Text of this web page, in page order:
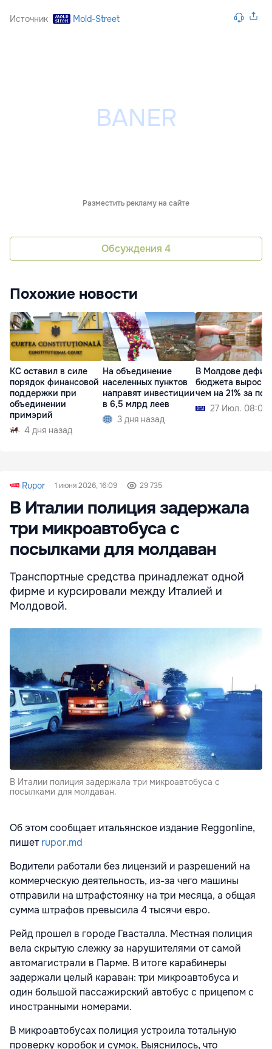
Источник Mold-Street
Разместить рекламу на сайте
Обсуждения 4
Похожие новости
КС оставил в силе
порядок финансовой
поддержки при
объединении
примэрий
4 дня назад
На объединение
населенных пунктов
направят инвестиции
в 6,5 млрд леев
3 дня назад
В Молдове
бюджета вырос
чем на 21% за
27 Июл. 08:03
Rupor 1 июня 2026, 16:09 29 735
В Италии полиция задержала
три микроавтобуса с
посылками для молдаван
Транспортные средства принадлежат одной
фирме и курсировали между Италией и
Молдовой.
В Италии полиция задержала три микроавтобуса с
посылками для молдаван.
Об этом сообщает итальянское издание Reggonline,
пишетrupor.md
Водители работали без лицензий и разрешений на
коммерческую деятельность, из-за чего машины
отправили на штрафстоянку на три месяца, а общая
сумма штрафов превысила 4 тысячи евро.
Рейд прошел в городе Гвасталла. Местная полиция
вела скрытую слежку за нарушителями от самой
автомагистрали в Парме. В итоге карабинеры
задержали целый караван: три микроавтобуса и
один большой пассажирский автобус с прицепом с
иностранными номерами.
В микроавтобусах полиция устроила тотальную
проверку коробок и сумок. Выяснилось, что